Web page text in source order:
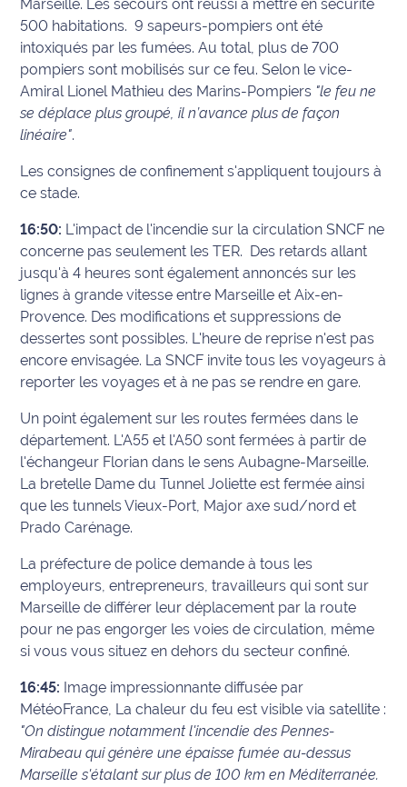
Marseille. Les secours ont réussi à mettre en sécurité
500 habitations. 9 sapeurs-pompiers ont été
intoxiqués par les fumées. Au total, plus de 700
pompiers sont mobilisés sur ce feu. Selon le vice-
Amiral Lionel Mathieu des Marins-Pompiers "le feu ne
se déplace plus groupé, il n’avance plus de façon
linéaire".
Les consignes de confinement s'appliquent toujours à
ce stade.
16:50: L'impact de l'incendie sur la circulation SNCF ne
concerne pas seulement les TER. Des retards allant
jusqu'à 4 heures sont également annoncés sur les
lignes à grande vitesse entre Marseille et Aix-en-
Provence. Des modifications et suppressions de
dessertes sont possibles. L'heure de reprise n'est pas
encore envisagée. La SNCF invite tous les voyageurs à
reporter les voyages et à ne pas se rendre en gare.
Un point également sur les routes fermées dans le
département. L'A55 et l'A50 sont fermées à partir de
l'échangeur Florian dans le sens Aubagne-Marseille.
La bretelle Dame du Tunnel Joliette est fermée ainsi
que les tunnels Vieux-Port, Major axe sud/nord et
Prado Carénage.
La préfecture de police demande à tous les
employeurs, entrepreneurs, travailleurs qui sont sur
Marseille de différer leur déplacement par la route
pour ne pas engorger les voies de circulation, même
si vous vous situez en dehors du secteur confiné.
16:45: Image impressionnante diffusée par
MétéoFrance, La chaleur du feu est visible via satellite :
"On distingue notamment l'incendie des Pennes-
Mirabeau qui génère une épaisse fumée au-dessus
Marseille s'étalant sur plus de 100 km en Méditerranée.